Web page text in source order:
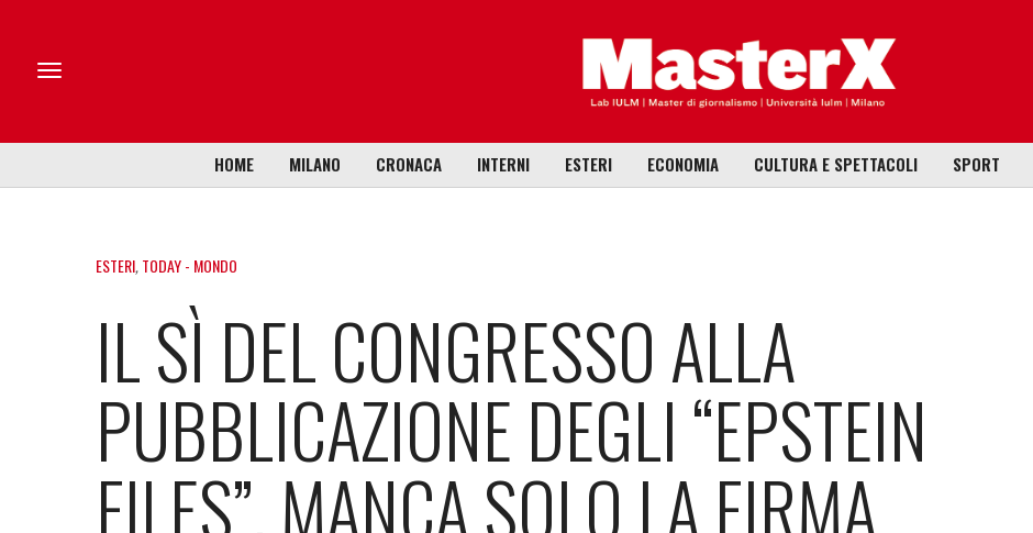
HOME MILANO CRONACA INTERNI ESTERI ECONOMIA CULTURA E SPETTACOLI SPORT
ESTERI,TODAY - MONDO
IL SÌ DEL CONGRESSO ALLA
PUBBLICAZIONE DEGLI “EPSTEIN
FILES”. MANCA SOLO LA FIRMA